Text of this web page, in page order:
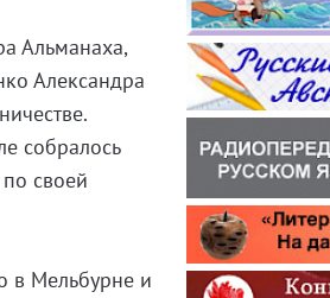
Альманаха,
Александра
собралось
своей
в Мельбурне и